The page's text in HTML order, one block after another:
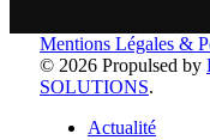
Mentions Légales &
© 2026 Propulsed by
SOLUTIONS.
Actualité